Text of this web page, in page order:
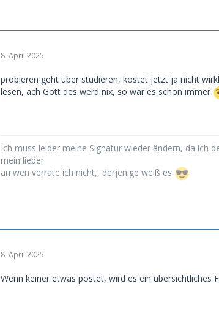
8. April 2025
probieren geht über studieren, kostet jetzt ja nicht
lesen, ach Gott des werd nix, so war es schon immer
Ich muss leider meine Signatur wieder ändern, da ich
mein lieber.
an wen verrate ich nicht,, derjenige weiß es
8. April 2025
Wenn keiner etwas postet, wird es ein übersichtliches